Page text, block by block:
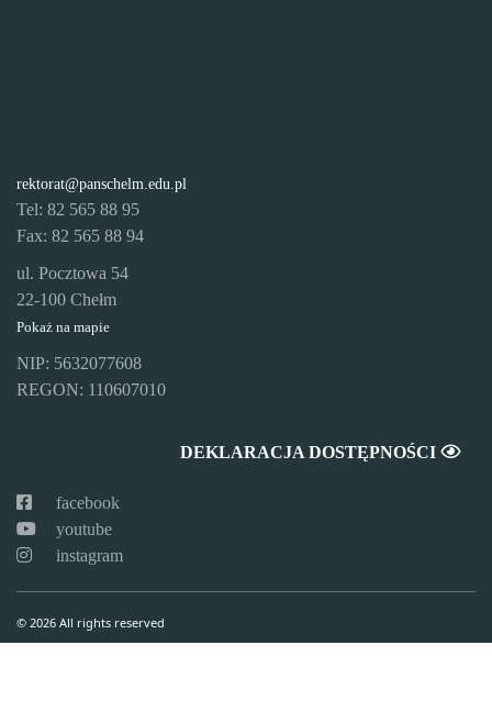
rektorat@panschelm.edu.pl
Tel: 82 565 88 95
Fax: 82 565 88 94
ul. Pocztowa 54
22-100 Chełm
Pokaż na mapie
NIP: 5632077608
REGON: 110607010
DEKLARACJA DOSTĘPNOŚCI
facebook
youtube
instagram
© 2026 All rights reserved